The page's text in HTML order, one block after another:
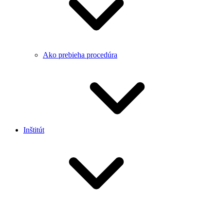
Ako prebieha procedúra
Inštitút